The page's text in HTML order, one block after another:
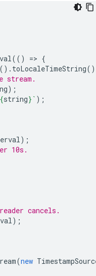
(() => {
(). toLocaleTimeString
stream.
);
string} ` );
);
10s.
cancels.
);
(new